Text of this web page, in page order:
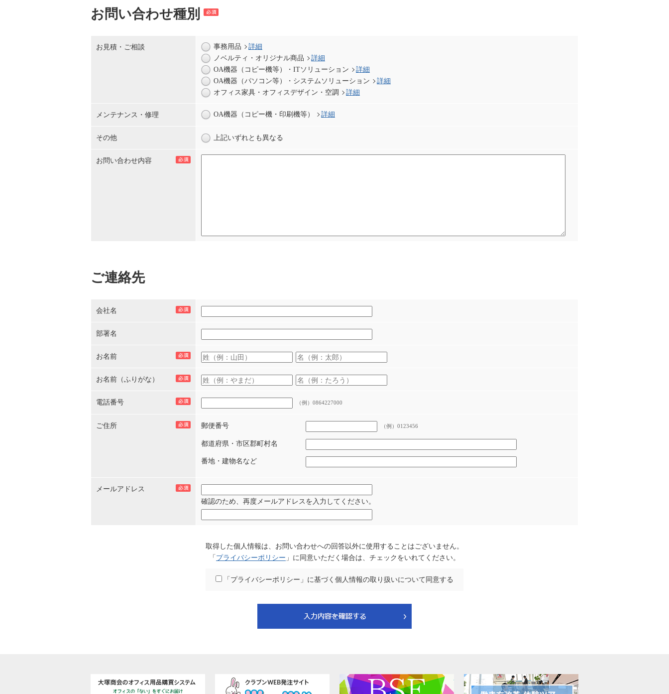
お問い合わせ種別
お見積・ご相談 事務用品
詳細
ノベルティ・オリジナル商品
詳細
OA機器（コピー機等）・ITソリューション
詳細
OA機器（パソコン等）・システムソリューション
詳細
オフィス家具・オフィスデザイン・空調
詳細
メンテナンス・修理 OA機器（コピー機・印刷機等） 詳細
その他 上記いずれとも異なる
お問い合わせ内容
ご連絡先
会社名
部署名
お名前
お名前（ふりがな）
電話番号 （例）0864227000
ご住所 郵便番号 （例）0123456
都道府県・市区郡町村名
番地・建物名など
メールアドレス
確認のため、再度メールアドレスを入力してください。
取得した個人情報は、お問い合わせへの回答以外に使用することはございません。
「 プライバシーポリシー 」に同意いただく場合は、チェックをいれてください。
「プライバシーポリシー」に基づく個人情報の取り扱いについて同意する